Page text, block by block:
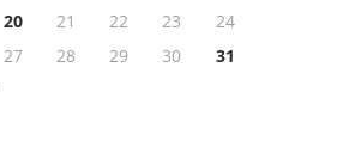
20 21 22 23
24
27 28 29 30
31